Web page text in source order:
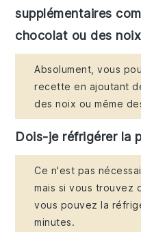
supplémentaires
chocolat ou des
Absolument, vous
recette en ajoutant
des noix ou même
Dois-je réfrigérer la
Ce n'est pas
mais si vous trouvez
vous pouvez la
minutes.